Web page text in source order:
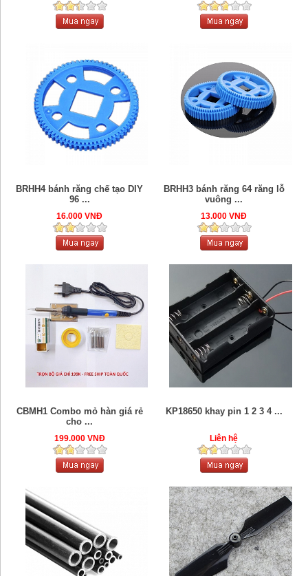
BRHH4 bánh răng chế tạo DIY
96 ...
16.000 VNĐ
BRHH3 bánh răng 64 răng lỗ
vuông ...
13.000 VNĐ
CBMH1 Combo mỏ hàn giá rẻ
cho ...
199.000 VNĐ
KP18650 khay pin 1 2 3 4 ...
Liên hệ